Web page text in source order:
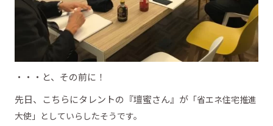
・・・と、その前に！
先日、こちらにタレントの『壇蜜さん』が 「省エネ住宅推進
大使」としていらしたそうです。